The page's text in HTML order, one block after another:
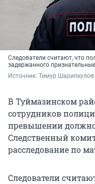
Следователи считают, что
задержанного
Источник: Тимур Шарипкулов
В Туймазинском
сотрудников
превышении
Следственный
расследование по
Следователи